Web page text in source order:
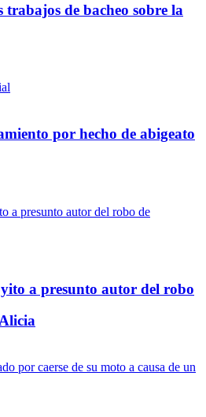
trabajos de bacheo sobre la
por hecho de abigeato
a presunto autor del robo